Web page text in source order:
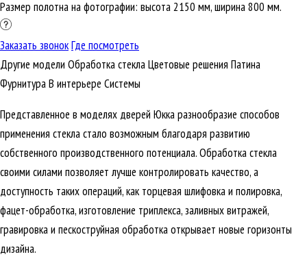
Размер полотна на фотографии: высота 2150 мм, ширина 800 мм.
Заказать звонокГде посмотреть
Другие модели Обработка стеклаЦветовые решения Патина
ФурнитураВ интерьере Cистемы
Представленное в моделях дверей Юкка разнообразие способов
применения стекла стало возможным благодаря развитию
собственного производственного потенциала. Обработка стекла
своими силами позволяет лучше контролировать качество, а
доступность таких операций, как торцевая шлифовка и полировка,
фацет-обработка, изготовление триплекса, заливных витражей,
гравировка и пескоструйная обработка открывает новые горизонты
дизайна.